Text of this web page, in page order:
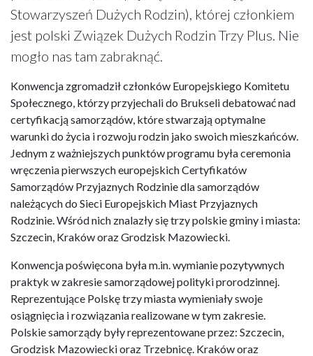
Stowarzyszeń Dużych Rodzin), której członkiem
jest polski Związek Dużych Rodzin Trzy Plus. Nie
mogło nas tam zabraknąć.
Konwencja zgromadził członków Europejskiego Komitetu
Społecznego, którzy przyjechali do Brukseli debatować nad
certyfikacją samorządów, które stwarzają optymalne
warunki do życia i rozwoju rodzin jako swoich mieszkańców.
Jednym z ważniejszych punktów programu była ceremonia
wręczenia pierwszych europejskich Certyfikatów
Samorządów Przyjaznych Rodzinie dla samorządów
należących do Sieci Europejskich Miast Przyjaznych
Rodzinie. Wśród nich znalazły się trzy polskie gminy i miasta:
Szczecin, Kraków oraz Grodzisk Mazowiecki.
Konwencja poświęcona była m.in. wymianie pozytywnych
praktyk w zakresie samorządowej polityki prorodzinnej.
Reprezentujące Polskę trzy miasta wymieniały swoje
osiągnięcia i rozwiązania realizowane w tym zakresie.
Polskie samorządy były reprezentowane przez: Szczecin,
Grodzisk Mazowiecki oraz Trzebnicę. Kraków oraz